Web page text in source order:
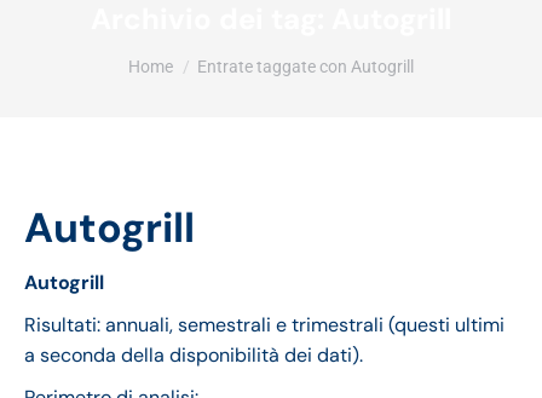
Tu sei qui:
Home Entrate taggate con Autogrill
Autogrill
Autogrill
Risultati: annuali, semestrali e trimestrali (questi ultimi
a seconda della disponibilità dei dati).